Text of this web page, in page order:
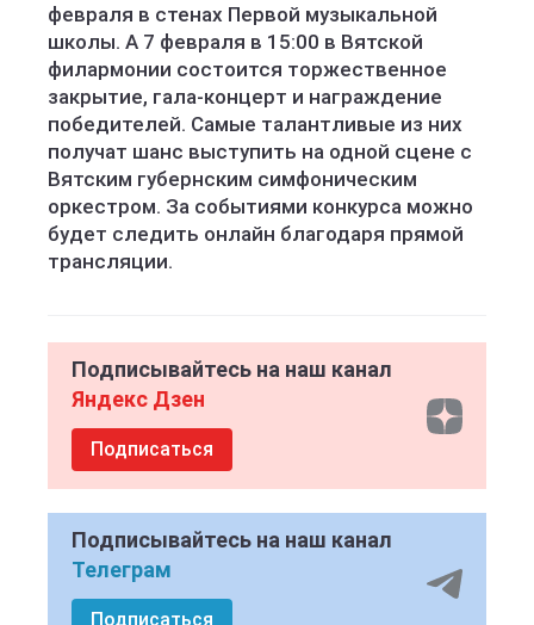
февраля в стенах Первой музыкальной
школы. А 7 февраля в 15:00 в Вятской
филармонии состоится торжественное
закрытие, гала-концерт и награждение
победителей. Самые талантливые из них
получат шанс выступить на одной сцене с
Вятским губернским симфоническим
оркестром. За событиями конкурса можно
будет следить онлайн благодаря прямой
трансляции.
Подписывайтесь на наш канал
Яндекс Дзен
Подписаться
Подписывайтесь на наш канал
Телеграм
Подписаться